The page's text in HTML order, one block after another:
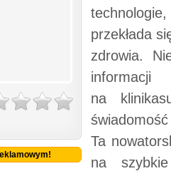
przekłada
zdrowia.
informacji
na
Ta
na